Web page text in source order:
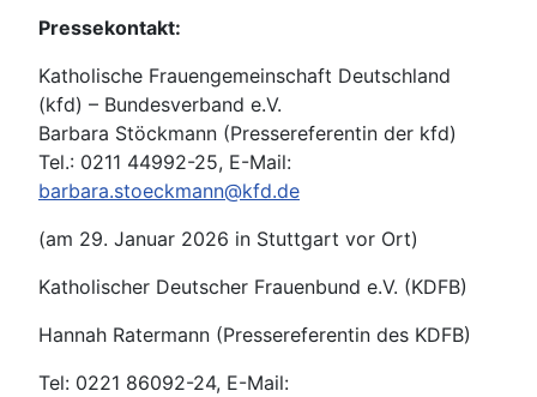
Pressekontakt:
Katholische Frauengemeinschaft Deutschland
(kfd) – Bundesverband e.V.
Barbara Stöckmann (Pressereferentin der kfd)
Tel.: 0211 44992-25, E-Mail:
barbara.stoeckmann@kfd.de
(am 29. Januar 2026 in Stuttgart vor Ort)
Katholischer Deutscher Frauenbund e.V. (KDFB)
Hannah Ratermann (Pressereferentin des KDFB)
Tel: 0221 86092-24, E-Mail: